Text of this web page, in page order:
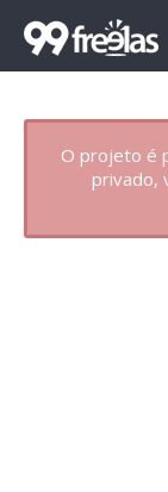
O projeto é
privado,